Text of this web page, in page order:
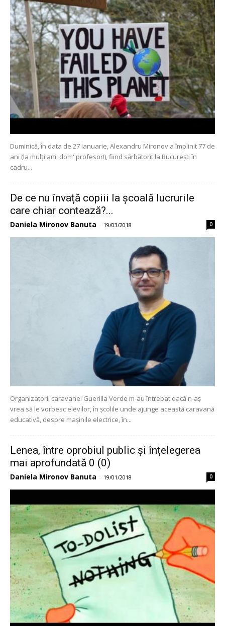
Duminică, în data de 27 ianuarie, Alexandru Mironov a împlinit 77 de
ani (la mulți ani, dom' profesor!), fiind sărbătorit la București în
cadru...
De ce nu învață copiii la școală lucrurile
care chiar contează?...
Daniela Mironov Banuta - 19/03/2018 0
Organizatorii caravanei Guerilla Verde m-au întrebat dacă n-aș
vrea să le vorbesc elevilor, în școlile unde ajunge această caravană
educativă, despre mașinile electrice, în...
Lenea, între oprobiul public și înțelegerea
mai aprofundată 0 (0)
Daniela Mironov Banuta - 19/01/2018 0